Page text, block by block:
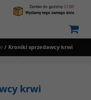
/ Kroniki sprzedawcy krwi
krwi